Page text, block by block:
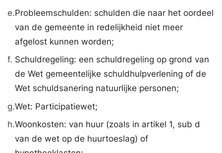
e.Probleemschulden: schulden die naar het oordeel
van de gemeente in redelijkheid niet meer
afgelost kunnen worden;
f. Schuldregeling: een schuldregeling op grond van
de Wet gemeentelijke schuldhulpverlening of de
Wet schuldsanering natuurlijke personen;
g.Wet: Participatiewet;
h.Woonkosten: van huur (zoals in artikel 1, sub d
van de wet op de huurtoeslag) of